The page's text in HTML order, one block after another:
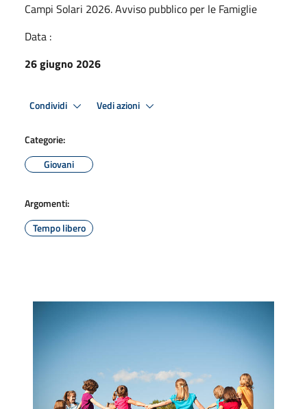
Campi Solari 2026. Avviso pubblico per le Famiglie
Data :
26 giugno 2026
Condividi Vedi azioni
Categorie:
Giovani
Argomenti:
Tempo libero